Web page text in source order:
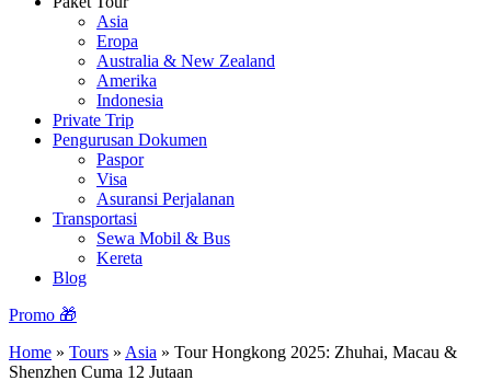
Asia
Eropa
Australia & New Zealand
Amerika
Indonesia
Private Trip
Pengurusan Dokumen
Paspor
Visa
Asuransi Perjalanan
Transportasi
Sewa Mobil & Bus
Kereta
Blog
Promo 🎁
Home » Tours » Asia » Tour Hongkong 2025: Zhuhai, Macau &
Shenzhen Cuma 12 Jutaan